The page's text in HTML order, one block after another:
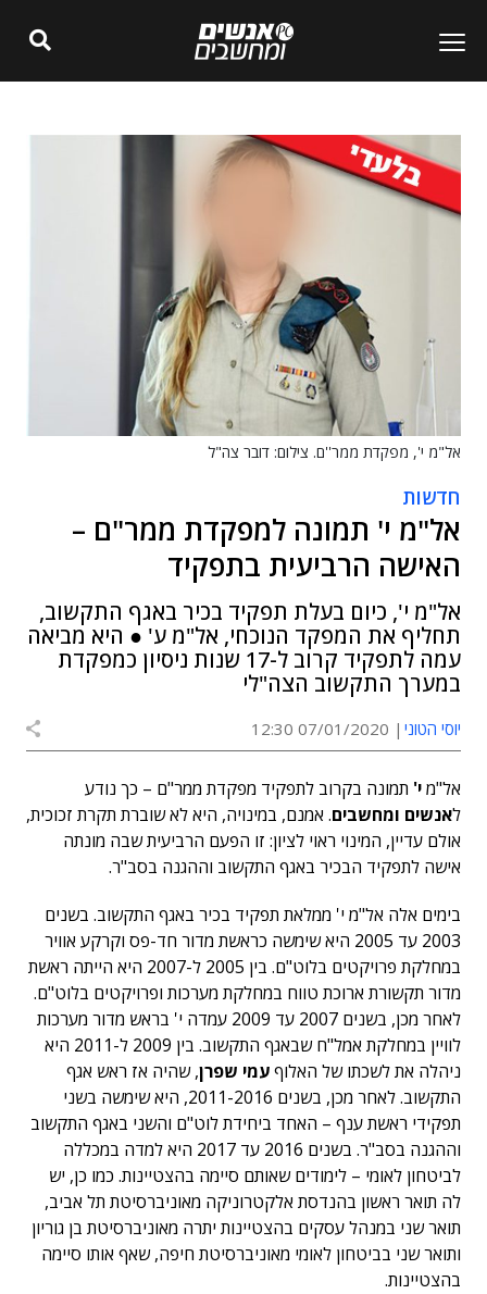
אל"מ י', מפקדת ממר''ם. צילום: דובר צה"ל
חדשות
אל"מ י' תמונה למפקדת ממר"ם –
האישה הרביעית בתפקיד
אל"מ י', כיום בעלת תפקיד בכיר באגף התקשוב,
תחליף את המפקד הנוכחי, אל"מ ע' ● היא מביאה
עמה לתפקיד קרוב ל-17 שנות ניסיון כמפקדת
במערך התקשוב הצה"לי
יוסי הטוני 07/01/2020 12:30
אל"מי' תמונה בקרוב לתפקיד מפקדת ממר"ם – כך נודע
לאנשים ומחשבים. אמנם, במינויה, היא לא שוברת תקרת זכוכית,
אולם עדיין, המינוי ראוי לציון: זו הפעם הרביעית שבה מונתה
אישה לתפקיד הבכיר באגף התקשוב וההגנה בסב"ר.
בימים אלה אל"מ י' ממלאת תפקיד בכיר באגף התקשוב. בשנים
2003 עד 2005 היא שימשה כראשת מדור חד-פס וקרקע אוויר
במחלקת פרויקטים בלוט"ם. בין 2005 ל-2007 היא הייתה ראשת
מדור תקשורת ארוכת טווח במחלקת מערכות ופרויקטים בלוט"ם.
לאחר מכן, בשנים 2007 עד 2009 עמדה י' בראש מדור מערכות
לוויין במחלקת אמל"ח שבאגף התקשוב. בין 2009 ל-2011 היא
ניהלה את לשכתו של האלוףעמי שפרן, שהיה אז ראש אגף
התקשוב. לאחר מכן, בשנים 2011-2016, היא שימשה בשני
תפקידי ראשת ענף – האחד ביחידת לוט"ם והשני באגף התקשוב
וההגנה בסב"ר. בשנים 2016 עד 2017 היא למדה במכללה
לביטחון לאומי – לימודים שאותם סיימה בהצטיינות. כמו כן, יש
לה תואר ראשון בהנדסת אלקטרוניקה מאוניברסיטת תל אביב,
תואר שני במנהל עסקים בהצטיינות יתרה מאוניברסיטת בן גוריון
ותואר שני בביטחון לאומי מאוניברסיטת חיפה, שאף אותו סיימה
בהצטיינות.